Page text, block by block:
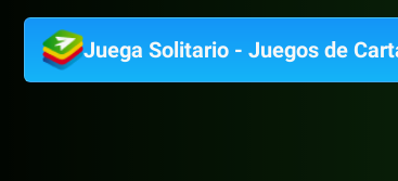
Juega Solitario - Juegos de